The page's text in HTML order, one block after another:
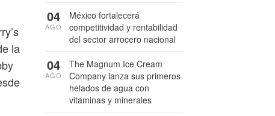
la
México fortalecerá
competitividad y rentabilidad
del sector arrocero nacional
04
AGO
The Magnum Ice Cream
Company lanza sus primeros
helados de agua con
vitaminas y minerales
04
AGO